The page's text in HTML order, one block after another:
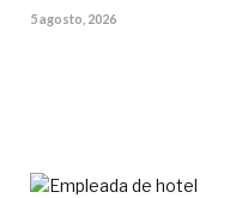
5 agosto, 2026